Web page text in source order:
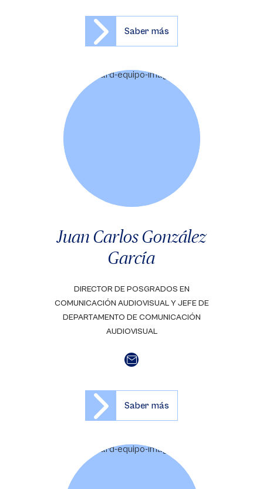
Saber más
Juan Carlos González
García
DIRECTOR DE POSGRADOS EN
COMUNICACIÓN AUDIOVISUAL Y JEFE DE
DEPARTAMENTO DE COMUNICACIÓN
AUDIOVISUAL
Saber más